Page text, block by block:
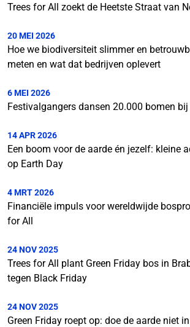
Trees for All zoekt de Heetste Straat van
20 MEI 2026
Hoe we biodiversiteit slimmer en
meten en wat dat bedrijven oplevert
6 MEI 2026
Festivalgangers dansen 20.000 bomen
14 APR 2026
Een boom voor de aarde én jezelf: kleine
op Earth Day
4 MRT 2026
Financiële impuls voor wereldwijde
for All
24 NOV 2025
Trees for All plant Green Friday bos in
tegen Black Friday
24 NOV 2025
Green Friday roept op: doe de aarde niet